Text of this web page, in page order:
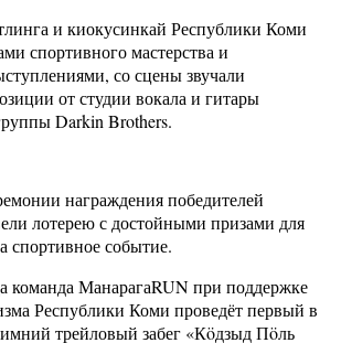
и киокусинкай Республики Коми
спортивного мастерства и
со сцены звучали
от студии вокала и гитары
Darkin Brothers.
награждения победителей
лотерею с достойными призами для
спортивное событие.
команда МанарагаRUN при поддержке
Республики Коми проведёт первый в
трейловый забег «Кöдзыд Пöль